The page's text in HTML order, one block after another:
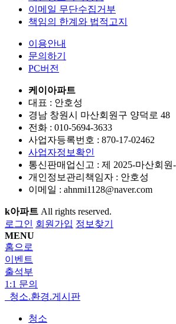
이메일 무단수집거부
책임의 한계와 법적고지
이용안내
문의하기
PC버전
케이아파트
대표 : 안호성
경남 창원시 마산회원구 양덕로 48
전화 : 010-5694-3633
사업자등록번호 : 870-17-02462
사업자정보확인
통신판매업신고 : 제 2025-마산회원
개인정보관리책임자 : 안호성
이메일 : ahnmi1128@naver.com
k아파트 All rights reserved.
로그인 회원가입 정보찾기
MENU
홈으로
이벤트
출석부
1:1 문의
청소.환경.게시판
청소